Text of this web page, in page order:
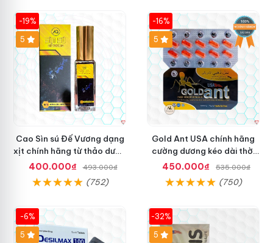
-19%
5
Cao Sìn sú Đế Vương dạng
xịt chính hãng từ thảo dược
Ê Đê Việt Nam
400.000₫ 493.000₫
(752)
-16%
5
Gold Ant USA chính hãng
cường dương kéo dài thời
gian - Kiến Vàng Đen Tây
Tạng
450.000₫ 535.000₫
(750)
-6%
5
-32%
5